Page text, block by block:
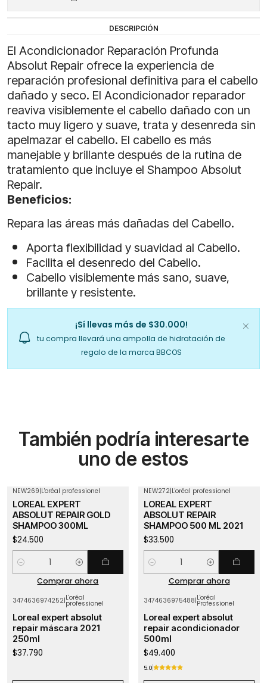
DESCRIPCIÓN
El Acondicionador Reparación Profunda
Absolut Repair ofrece la experiencia de
reparación profesional definitiva para el cabello
dañado y seco. El Acondicionador reparador
reaviva visiblemente el cabello dañado con un
tacto muy ligero y suave, trata y desenreda sin
apelmazar el cabello. El cabello es más
manejable y brillante después de la rutina de
tratamiento que incluye el Shampoo Absolut
Repair.​
Beneficios:
Repara las áreas más dañadas del Cabello.
Aporta flexibilidad y suavidad al Cabello.
Facilita el desenredo del Cabello.
Cabello visiblemente más sano, suave,
brillante y resistente.
¡Sí llevas más de $30.000!
tu compra llevará una ampolla de hidratación de
regalo de la marca BBCOS
También podría interesarte
uno de estos
NEW269|L'oréal professionel
LOREAL EXPERT
ABSOLUT REPAIR GOLD
SHAMPOO 300ML
$24.500
Cantidad
Comprar ahora
NEW272|L'oréal professionel
LOREAL EXPERT
ABSOLUT REPAIR
SHAMPOO 500 ML 2021
$33.500
Cantidad
Comprar ahora
Agotado
3474636974252|L'oréal
professionel
Loreal expert absolut
repair máscara 2021
250ml
$37.790
Agotado
3474636975488|L'oréal
Professionel
Loreal expert absolut
repair acondicionador
500ml
$49.400
5.0